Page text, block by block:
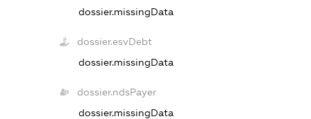
dossier.missingData
dossier.esvDebt
dossier.missingData
dossier.ndsPayer
dossier.missingData